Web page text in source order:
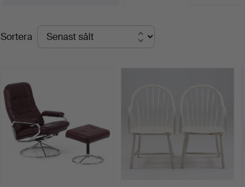
Slutpriser
Sortera